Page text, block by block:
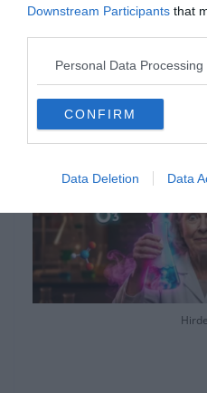
Downstream Participants that
Personal Data
CONFIRM
Data Deletion Data
világa után, a
csatornájais nyitva áll
videózásra.